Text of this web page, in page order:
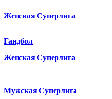
Женская Суперлига
Гандбол
Женская Суперлига
Мужская Суперлига